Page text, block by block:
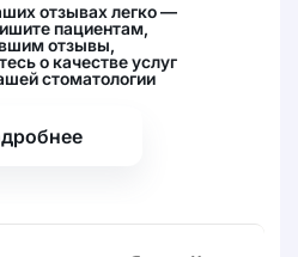
отзывах легко —
пациентам,
отзывы,
о качестве услуг
стоматологии